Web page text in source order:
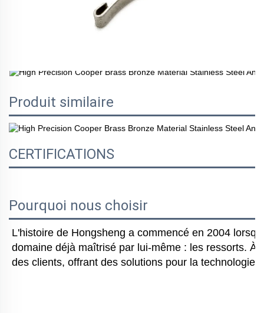
Produit similaire
CERTIFICATIONS
Pourquoi nous choisir
L'histoire de Hongsheng a commencé en 2004
domaine déjà maîtrisé par lui-même : les ressorts.
des clients, offrant des solutions pour la technologie